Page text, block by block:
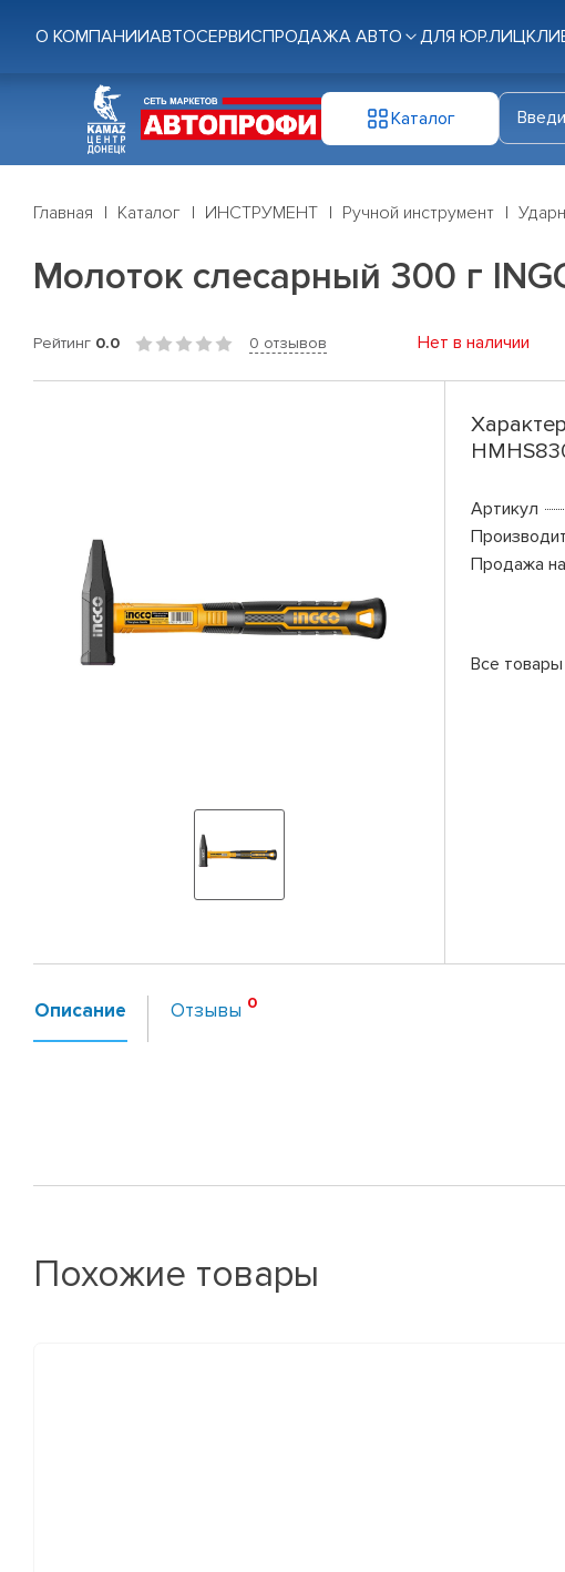
О КОМПАНИИАВТОСЕРВИСПРОДАЖА АВТО ДЛЯ ЮР.ЛИЦ
Каталог
Главная Каталог ИНСТРУМЕНТ Ручной инструмент
Молоток слесарный 300 г
Рейтинг 0.0 0 отзывов Нет в наличии
Артикул
Продажа
Все товары
Описание Отзывы
Похожие товары